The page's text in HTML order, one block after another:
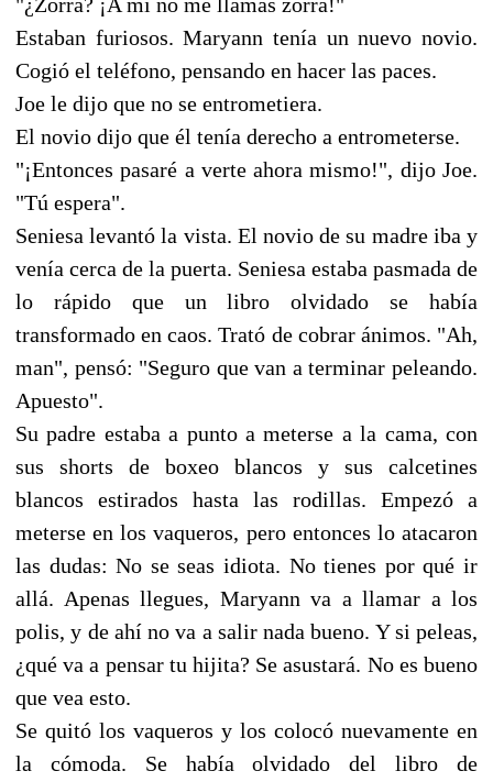
Estaban furiosos. Maryann tenía un nuevo novio.
Cogió el teléfono, pensando en hacer las paces.
Joe le dijo que no se entrometiera.
El novio dijo que él tenía derecho a entrometerse.
"¡Entonces pasaré a verte ahora mismo!", dijo Joe.
"Tú espera".
Seniesa levantó la vista. El novio de su madre iba y
venía cerca de la puerta. Seniesa estaba pasmada de
lo rápido que un libro olvidado se había
transformado en caos. Trató de cobrar ánimos. "Ah,
man", pensó: "Seguro que van a terminar peleando.
Apuesto".
Su padre estaba a punto a meterse a la cama, con
sus shorts de boxeo blancos y sus calcetines
blancos estirados hasta las rodillas. Empezó a
meterse en los vaqueros, pero entonces lo atacaron
las dudas: No se seas idiota. No tienes por qué ir
allá. Apenas llegues, Maryann va a llamar a los
polis, y de ahí no va a salir nada bueno. Y si peleas,
¿qué va a pensar tu hijita? Se asustará. No es bueno
que vea esto.
Se quitó los vaqueros y los colocó nuevamente en
la cómoda. Se había olvidado del libro de